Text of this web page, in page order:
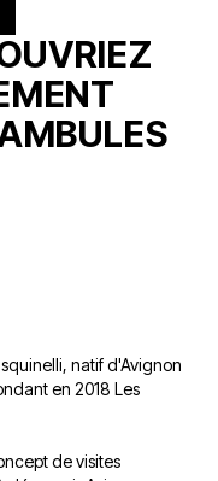
natif d'Avignon
en 2018 Les
de visites